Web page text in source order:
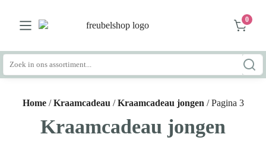
0
Zoeken
naar:
Home/Kraamcadeau /Kraamcadeau jongen / Pagina 3
Kraamcadeau jongen